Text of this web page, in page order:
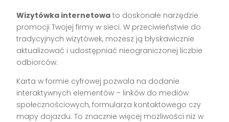
Wizytówka internetowa to doskonałe narzędzie
promocji Twojej firmy w sieci. W przeciwieństwie do
tradycyjnych wizytówek, możesz ją błyskawicznie
aktualizować i udostępniać nieograniczonej liczbie
odbiorców.
Karta w formie cyfrowej pozwala na dodanie
interaktywnych elementów – linków do mediów
społecznościowych, formularza kontaktowego czy
mapy dojazdu. To znacznie więcej możliwości niż w